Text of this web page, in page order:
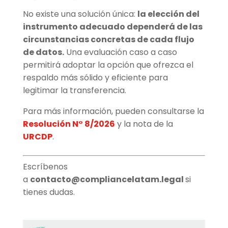
No existe una solución única: la elección del
instrumento adecuado dependerá de las
circunstancias concretas de cada flujo
de datos.Una evaluación caso a caso
permitirá adoptar la opción que ofrezca el
respaldo más sólido y eficiente para
legitimar la transferencia.
Para más información, pueden consultarse la
Resolución N° 8/2026 y la nota de la
URCDP.
Escríbenos
a contacto@compliancelatam.legalsi
tienes dudas.